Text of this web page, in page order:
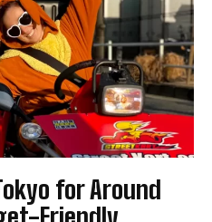
for Around